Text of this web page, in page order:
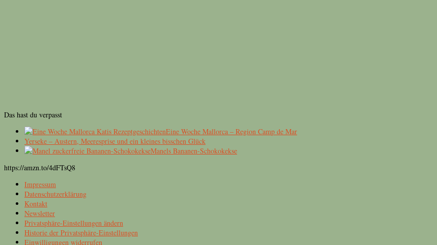
Das hast du verpasst
Eine Woche Mallorca – Region Camp de Mar
Yerseke – Austern, Meeresprise und ein kleines bisschen Glück
Manels Bananen-Schokokekse
https://amzn.to/4dFTsQ8
Impressum
Datenschutzerklärung
Kontakt
Newsletter
Privatsphäre-Einstellungen ändern
Historie der Privatsphäre-Einstellungen
Einwilligungen widerrufen